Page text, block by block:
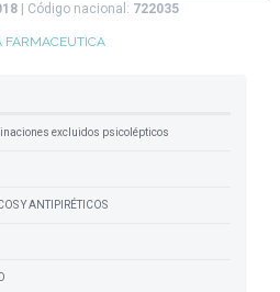
| Código nacional: 722035
FARMACEUTICA
excluidos psicolépticos
Y ANTIPIRÉTICOS